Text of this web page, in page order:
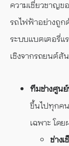
ความเชี่ยวชาญข
รถไฟฟ้าอย่างถูก
ระบบแบตเตอรี่แ
เชิงจากรถยนต์สั
ทีมช่างศูน
ขึ้นไปทุกค
เฉพาะ โด
ช่างเ